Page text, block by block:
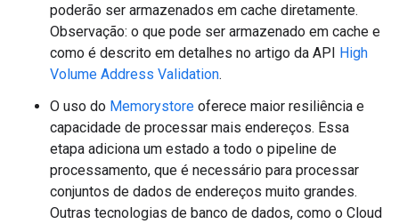
poderão ser armazenados em cache diretamente.
Observação: o que pode ser armazenado em cache e
como é descrito em detalhes no artigo da API High
Volume Address Validation.
O uso do Memorystore oferece maior resiliência e
capacidade de processar mais endereços. Essa
etapa adiciona um estado a todo o pipeline de
processamento, que é necessário para processar
conjuntos de dados de endereços muito grandes.
Outras tecnologias de banco de dados, como o Cloud